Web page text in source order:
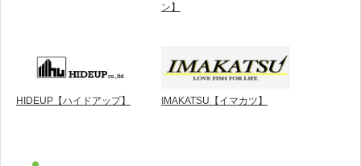
ン】
HIDEUP【ハイドアップ】 IMAKATSU【イマカツ】